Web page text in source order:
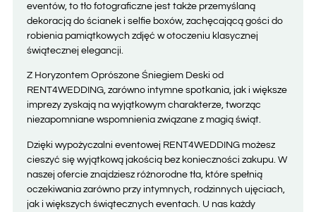
eventów, to tło fotograficzne jest także przemyślaną
dekoracją do ścianek i selfie boxów, zachęcającą gości do
robienia pamiątkowych zdjęć w otoczeniu klasycznej
świątecznej elegancji.
Z Horyzontem Oprószone Śniegiem Deski od
RENT4WEDDING, zarówno intymne spotkania, jak i większe
imprezy zyskają na wyjątkowym charakterze, tworząc
niezapomniane wspomnienia związane z magią świąt.
Dzięki wypożyczalni eventowej RENT4WEDDING możesz
cieszyć się wyjątkową jakością bez konieczności zakupu. W
naszej ofercie znajdziesz różnorodne tła, które spełnią
oczekiwania zarówno przy intymnych, rodzinnych ujęciach,
jak i większych świątecznych eventach. U nas każdy